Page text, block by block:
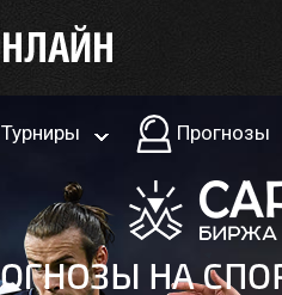
Турниры Прогнозы